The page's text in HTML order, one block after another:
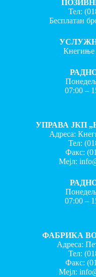
Тел:
Бесплатан
07:00 –
УПРАВА ЈКП
Адреса:
Тел:
Факс:
Мејл:
07:00 –
ФАБРИКА
Адреса:
Тел:
Факс:
Мејл: